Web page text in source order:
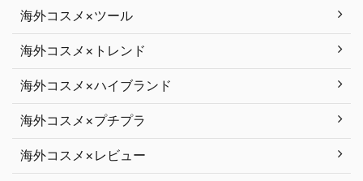
海外コスメ×ツール
海外コスメ×トレンド
海外コスメ×ハイブランド
海外コスメ×プチプラ
海外コスメ×レビュー